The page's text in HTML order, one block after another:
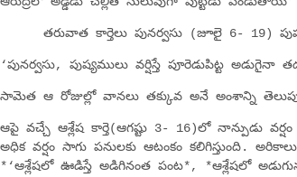
తరువాత కార్తెలు పునర్వసు (జూలై 6- 19)
‘పునర్వసు, పుష్యములు వర్షిస్తే పూరెడుపిట్ట అడుగైనా
సామెత ఆ రోజుల్లో వానలు తక్కువ అనే అంశాన్ని
ఆపై వచ్చే ఆశ్లేష కార్తె(ఆగష్టు 3- 16)లో నాన్పుడు
అధిక వర్షం సాగు పనులకు ఆటంకం కలిగిస్తుంది.
*‘ఆశ్లేషలో ఊడిస్తే అడిగినంత పంట*, *ఆశ్లేషలో